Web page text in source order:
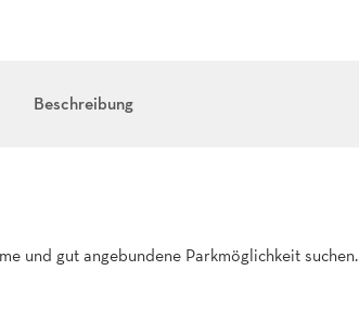
Beschreibung
und gut angebundene Parkmöglichkeit suchen.